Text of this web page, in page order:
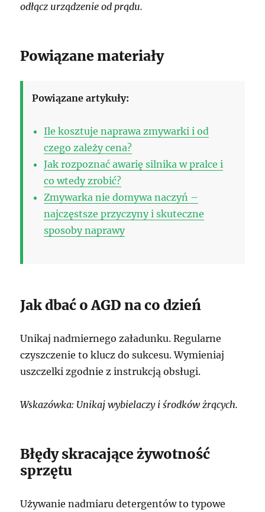
odłącz urządzenie od prądu.
Powiązane materiały
Powiązane artykuły:
Ile kosztuje naprawa zmywarki i od
czego zależy cena?
Jak rozpoznać awarię silnika w pralce i
co wtedy zrobić?
Zmywarka nie domywa naczyń –
najczęstsze przyczyny i skuteczne
sposoby naprawy
Jak dbać o AGD na co dzień
Unikaj nadmiernego załadunku. Regularne
czyszczenie to klucz do sukcesu. Wymieniaj
uszczelki zgodnie z instrukcją obsługi.
Wskazówka: Unikaj wybielaczy i środków żrących.
Błędy skracające żywotność
sprzętu
Używanie nadmiaru detergentów to typowe